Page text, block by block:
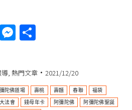
Threads
Messenger
, 熱門文章
2021/12/20
陀佛道場 壽桃 壽麵 春聯 福袋
法會 錢母年卡 阿彌陀佛 阿彌陀佛聖誕